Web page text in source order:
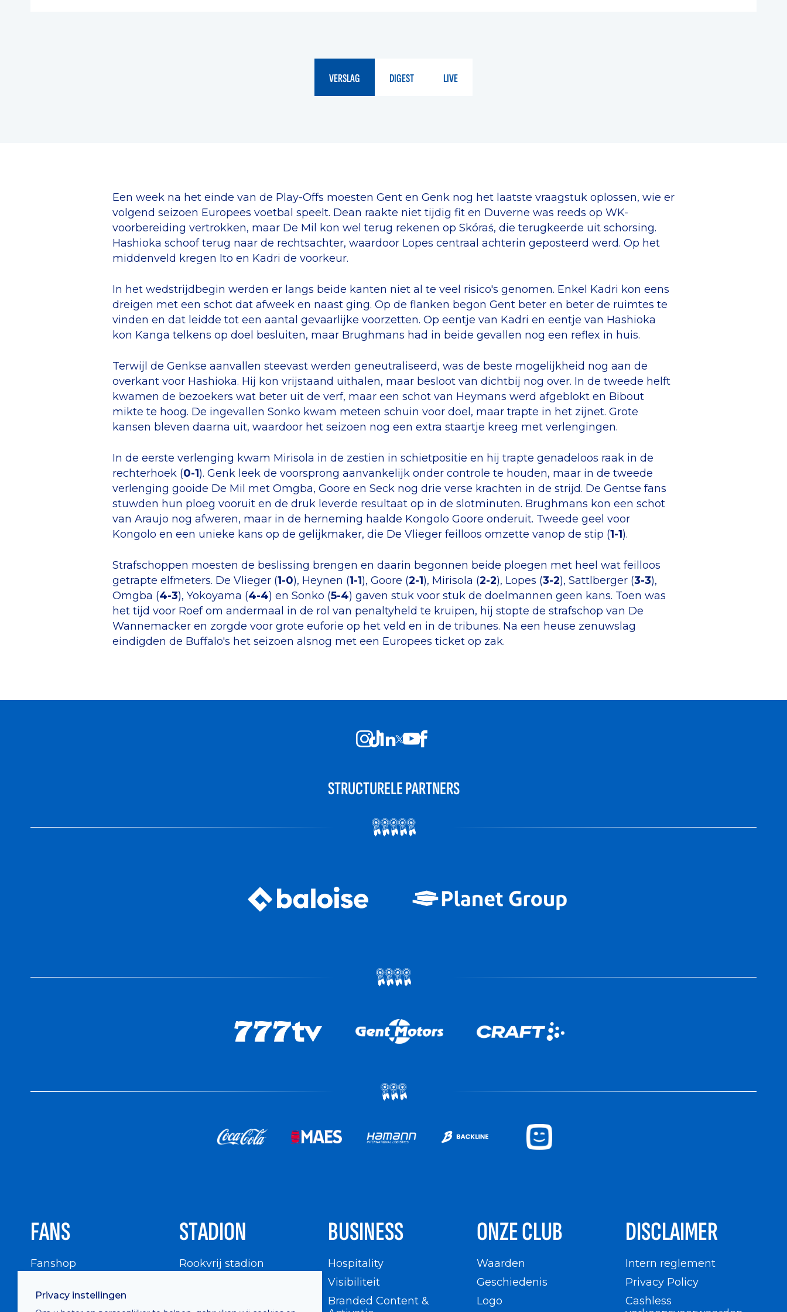
VERSLAG DIGEST LIVE
Een week na het einde van de Play-Offs moesten Gent en Genk nog het laatste vraagstuk oplossen, wie er
volgend seizoen Europees voetbal speelt. Dean raakte niet tijdig fit en Duverne was reeds op WK-
voorbereiding vertrokken, maar De Mil kon wel terug rekenen op Skóraś, die terugkeerde uit schorsing.
Hashioka schoof terug naar de rechtsachter, waardoor Lopes centraal achterin geposteerd werd. Op het
middenveld kregen Ito en Kadri de voorkeur.
In het wedstrijdbegin werden er langs beide kanten niet al te veel risico's genomen. Enkel Kadri kon eens
dreigen met een schot dat afweek en naast ging. Op de flanken begon Gent beter en beter de ruimtes te
vinden en dat leidde tot een aantal gevaarlijke voorzetten. Op eentje van Kadri en eentje van Hashioka
kon Kanga telkens op doel besluiten, maar Brughmans had in beide gevallen nog een reflex in huis.
Terwijl de Genkse aanvallen steevast werden geneutraliseerd, was de beste mogelijkheid nog aan de
overkant voor Hashioka. Hij kon vrijstaand uithalen, maar besloot van dichtbij nog over. In de tweede helft
kwamen de bezoekers wat beter uit de verf, maar een schot van Heymans werd afgeblokt en Bibout
mikte te hoog. De ingevallen Sonko kwam meteen schuin voor doel, maar trapte in het zijnet. Grote
kansen bleven daarna uit, waardoor het seizoen nog een extra staartje kreeg met verlengingen.
In de eerste verlenging kwam Mirisola in de zestien in schietpositie en hij trapte genadeloos raak in de
rechterhoek (0-1). Genk leek de voorsprong aanvankelijk onder controle te houden, maar in de tweede
verlenging gooide De Mil met Omgba, Goore en Seck nog drie verse krachten in de strijd. De Gentse fans
stuwden hun ploeg vooruit en de druk leverde resultaat op in de slotminuten. Brughmans kon een schot
van Araujo nog afweren, maar in de herneming haalde Kongolo Goore onderuit. Tweede geel voor
Kongolo en een unieke kans op de gelijkmaker, die De Vlieger feilloos omzette vanop de stip (1-1).
Strafschoppen moesten de beslissing brengen en daarin begonnen beide ploegen met heel wat feilloos
getrapte elfmeters. De Vlieger (1-0), Heynen (1-1), Goore (2-1), Mirisola (2-2), Lopes (3-2), Sattlberger (3-3),
Omgba (4-3), Yokoyama (4-4) en Sonko (5-4) gaven stuk voor stuk de doelmannen geen kans. Toen was
het tijd voor Roef om andermaal in de rol van penaltyheld te kruipen, hij stopte de strafschop van De
Wannemacker en zorgde voor grote euforie op het veld en in de tribunes. Na een heuse zenuwslag
eindigden de Buffalo's het seizoen alsnog met een Europees ticket op zak.
Privacy instellingen
STRUCTURELE PARTNERS
FANS
Fanshop
Supportersraad
STADION
Rookvrij stadion
BUSINESS
Hospitality
Visibiliteit
Branded Content &
ONZE CLUB
Waarden
Geschiedenis
Logo
DISCLAIMER
Intern reglement
Privacy Policy
Cashless